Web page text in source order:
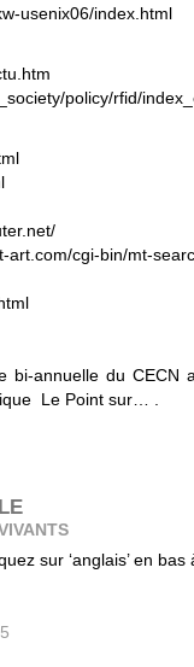
usenix06/index.html
policy/rfid/
art.com/cgi-bin/mt-
bi-annuelle du CECN
Le Point sur… .
sur ‘anglais’ en